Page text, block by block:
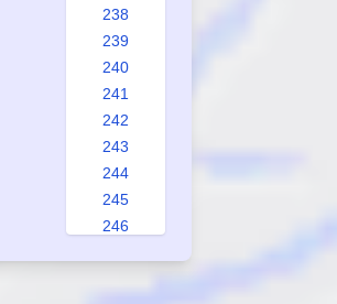
238
239
240
241
242
243
244
245
246